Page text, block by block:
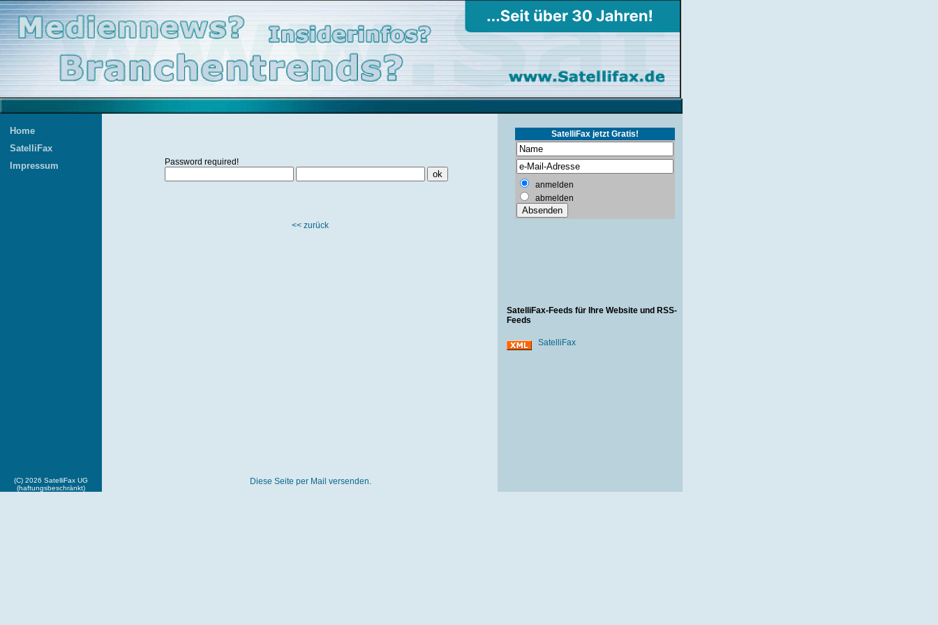
Home
SatelliFax
Impressum
Password required!
<< zurück
SatelliFax jetzt Gratis!
anmelden
abmelden
SatelliFax-Feeds für Ihre Website und RSS-
Feeds
SatelliFax
(C) 2026 SatelliFax UG
(haftungsbeschränkt)
Diese Seite per Mail versenden.